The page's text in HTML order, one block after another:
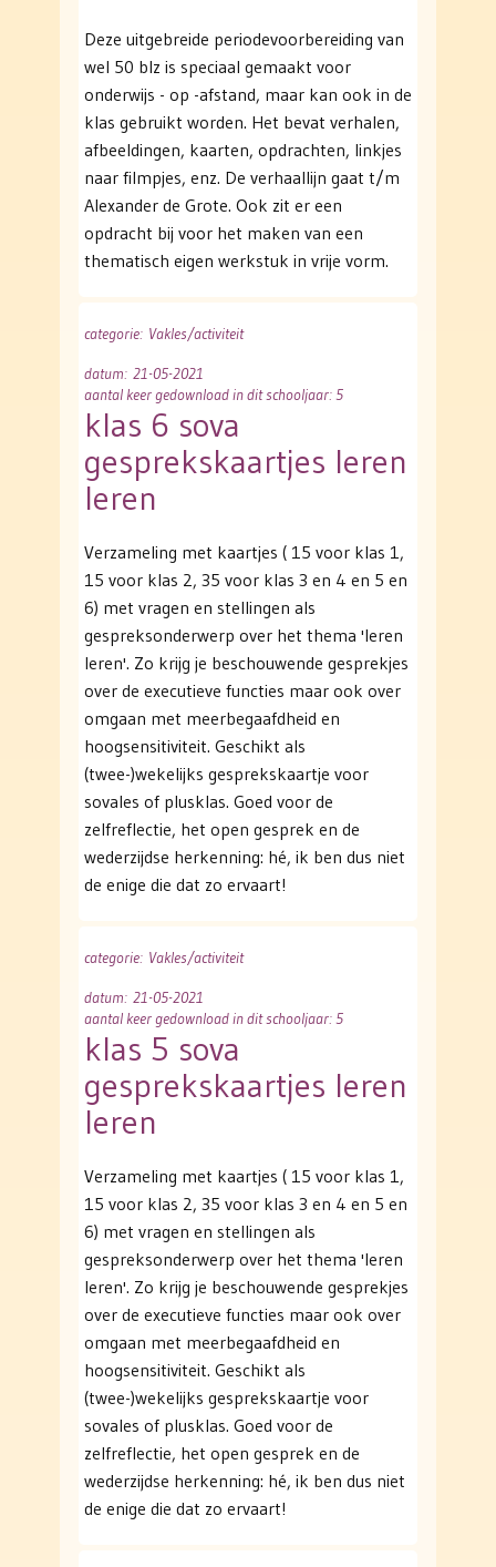
Deze uitgebreide periodevoorbereiding van
wel 50 blz is speciaal gemaakt voor
onderwijs - op -afstand, maar kan ook in de
klas gebruikt worden. Het bevat verhalen,
afbeeldingen, kaarten, opdrachten, linkjes
naar filmpjes, enz. De verhaallijn gaat t/m
Alexander de Grote. Ook zit er een
opdracht bij voor het maken van een
thematisch eigen werkstuk in vrije vorm.
categorie: Vakles/activiteit
datum: 21-05-2021
aantal keer gedownload in dit schooljaar: 5
klas 6 sova
gesprekskaartjes leren
leren
Verzameling met kaartjes ( 15 voor klas 1,
15 voor klas 2, 35 voor klas 3 en 4 en 5 en
6) met vragen en stellingen als
gespreksonderwerp over het thema 'leren
leren'. Zo krijg je beschouwende gesprekjes
over de executieve functies maar ook over
omgaan met meerbegaafdheid en
hoogsensitiviteit. Geschikt als
(twee-)wekelijks gesprekskaartje voor
sovales of plusklas. Goed voor de
zelfreflectie, het open gesprek en de
wederzijdse herkenning: hé, ik ben dus niet
de enige die dat zo ervaart!
categorie: Vakles/activiteit
datum: 21-05-2021
aantal keer gedownload in dit schooljaar: 5
klas 5 sova
gesprekskaartjes leren
leren
Verzameling met kaartjes ( 15 voor klas 1,
15 voor klas 2, 35 voor klas 3 en 4 en 5 en
6) met vragen en stellingen als
gespreksonderwerp over het thema 'leren
leren'. Zo krijg je beschouwende gesprekjes
over de executieve functies maar ook over
omgaan met meerbegaafdheid en
hoogsensitiviteit. Geschikt als
(twee-)wekelijks gesprekskaartje voor
sovales of plusklas. Goed voor de
zelfreflectie, het open gesprek en de
wederzijdse herkenning: hé, ik ben dus niet
de enige die dat zo ervaart!